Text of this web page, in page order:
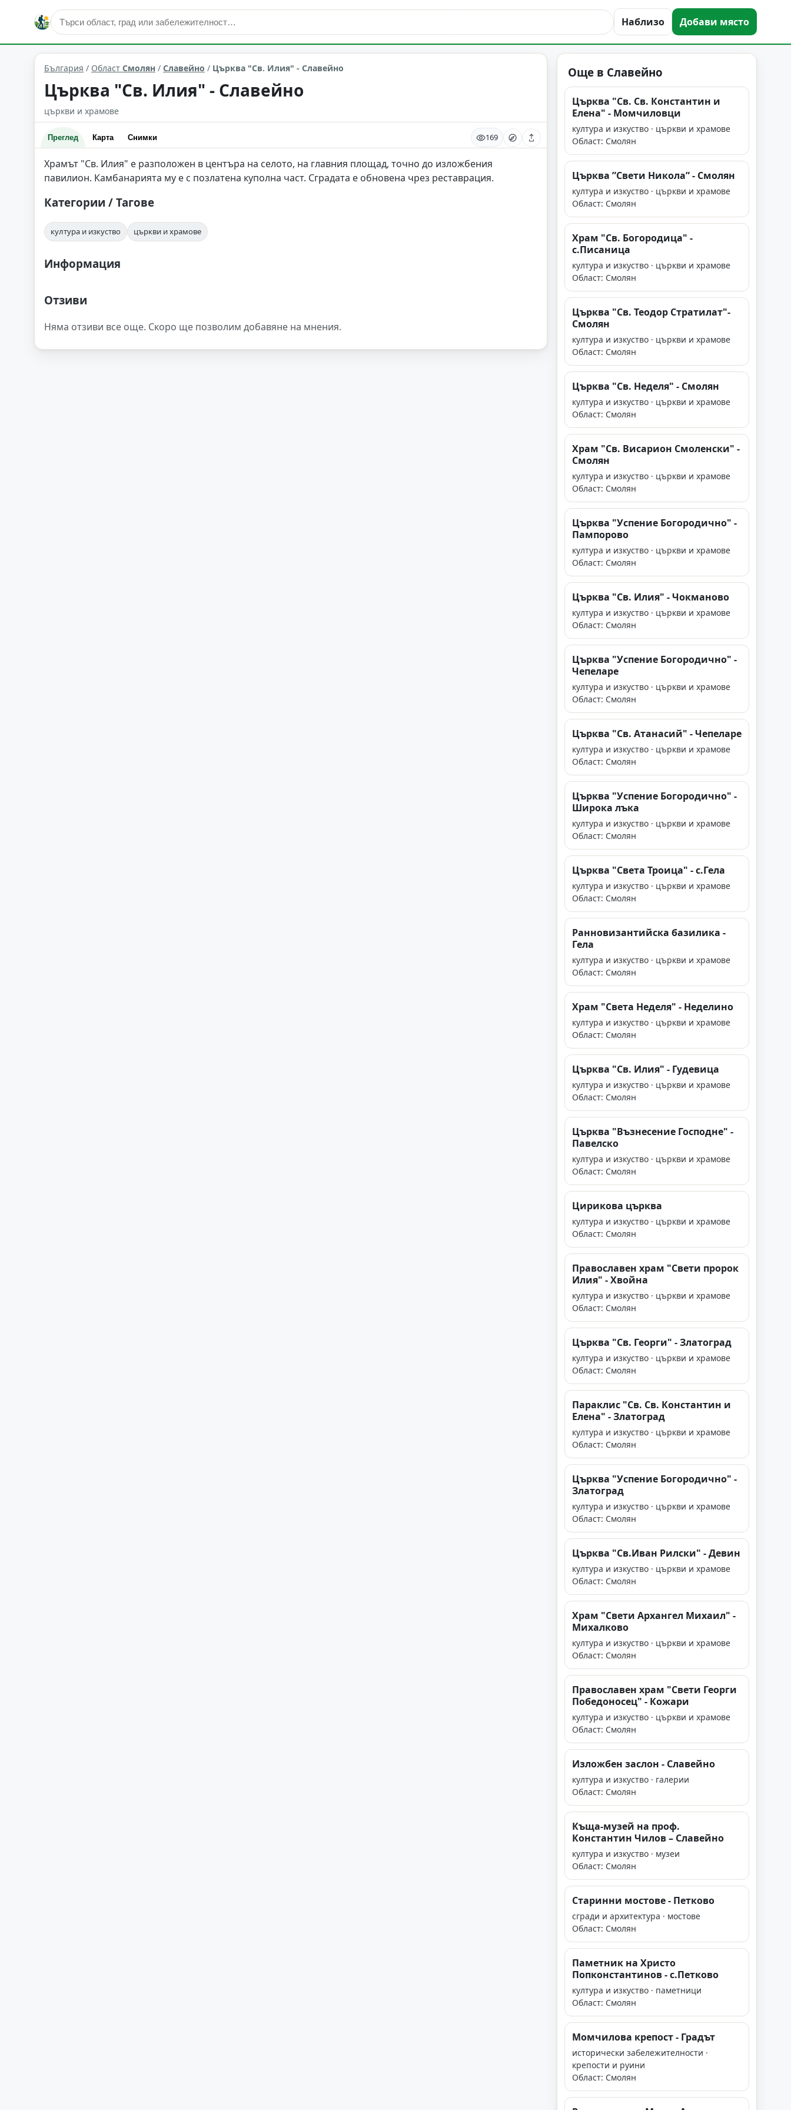
Наблизо Добави място
култура и изкуство Славейно Област: Смолян
България / Област Смолян / Славейно / Църква "Св. Илия" - Славейно
Църква "Св. Илия" - Славейно
църкви и храмове
Преглед Карта Снимки 169
Храмът "Св. Илия" е разположен в центъра на селото, на главния площад, точно до изложбения
павилион. Камбанарията му е с позлатена куполна част. Сградата е обновена чрез реставрация.
Категории / Тагове
култура и изкуство църкви и храмове
Информация
Отзиви
Няма отзиви все още. Скоро ще позволим добавяне на мнения.
Още в Славейно
Църква "Св. Св. Константин и
Елена" - Момчиловци
култура и изкуство · църкви и храмове
Област: Смолян
Църква ”Свети Никола” - Смолян
култура и изкуство · църкви и храмове
Област: Смолян
Храм "Св. Богородица" -
с.Писаница
култура и изкуство · църкви и храмове
Област: Смолян
Църква "Св. Теодор Стратилат"-
Смолян
култура и изкуство · църкви и храмове
Област: Смолян
Църква "Св. Неделя" - Смолян
култура и изкуство · църкви и храмове
Област: Смолян
Храм "Св. Висарион Смоленски" -
Смолян
култура и изкуство · църкви и храмове
Област: Смолян
Църква "Успение Богородично" -
Пампорово
култура и изкуство · църкви и храмове
Област: Смолян
Църква "Св. Илия" - Чокманово
култура и изкуство · църкви и храмове
Област: Смолян
Църква "Успение Богородично" -
Чепеларе
култура и изкуство · църкви и храмове
Област: Смолян
Църква "Св. Атанасий" - Чепеларе
култура и изкуство · църкви и храмове
Област: Смолян
Църква "Успение Богородично" -
Широка лъка
култура и изкуство · църкви и храмове
Област: Смолян
Църква "Света Троица" - с.Гела
култура и изкуство · църкви и храмове
Област: Смолян
Ранновизантийска базилика -
Гела
култура и изкуство · църкви и храмове
Област: Смолян
Храм "Света Неделя" - Неделино
култура и изкуство · църкви и храмове
Област: Смолян
Църква "Св. Илия" - Гудевица
култура и изкуство · църкви и храмове
Област: Смолян
Църква "Възнесение Господне" -
Павелско
култура и изкуство · църкви и храмове
Област: Смолян
Цирикова църква
култура и изкуство · църкви и храмове
Област: Смолян
Православен храм "Свети пророк
Илия" - Хвойна
култура и изкуство · църкви и храмове
Област: Смолян
Църква "Св. Георги" - Златоград
култура и изкуство · църкви и храмове
Област: Смолян
Параклис "Св. Св. Константин и
Елена" - Златоград
култура и изкуство · църкви и храмове
Област: Смолян
Църква "Успение Богородично" -
Златоград
култура и изкуство · църкви и храмове
Област: Смолян
Църква "Св.Иван Рилски" - Девин
култура и изкуство · църкви и храмове
Област: Смолян
Храм "Свети Архангел Михаил" -
Михалково
култура и изкуство · църкви и храмове
Област: Смолян
Православен храм "Свети Георги
Победоносец" - Кожари
култура и изкуство · църкви и храмове
Област: Смолян
Изложбен заслон - Славейно
култура и изкуство · галерии
Област: Смолян
Къща-музей на проф.
Константин Чилов – Славейно
култура и изкуство · музеи
Област: Смолян
Старинни мостове - Петково
сгради и архитектура · мостове
Област: Смолян
Паметник на Христо
Попконстантинов - с.Петково
култура и изкуство · паметници
Област: Смолян
Момчилова крепост - Градът
исторически забележителности ·
крепости и руини
Област: Смолян